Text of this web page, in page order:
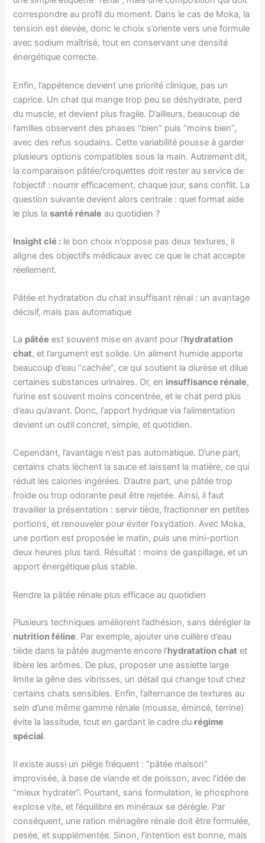
correspondre au profil du moment. Dans le cas de Moka, la
tension est élevée, donc le choix s’oriente vers une formule
avec sodium maîtrisé, tout en conservant une densité
énergétique correcte.
Enfin, l’appétence devient une priorité clinique, pas un
caprice. Un chat qui mange trop peu se déshydrate, perd
du muscle, et devient plus fragile. D’ailleurs, beaucoup de
familles observent des phases “bien” puis “moins bien”,
avec des refus soudains. Cette variabilité pousse à garder
plusieurs options compatibles sous la main. Autrement dit,
la comparaison pâtée/croquettes doit rester au service de
l’objectif : nourrir efficacement, chaque jour, sans conflit. La
question suivante devient alors centrale : quel format aide
le plus lasanté rénale au quotidien ?
Insight clé : le bon choix n’oppose pas deux textures, il
aligne des objectifs médicaux avec ce que le chat accepte
réellement.
Pâtée et hydratation du chat insuffisant rénal : un avantage
décisif, mais pas automatique
La pâtée est souvent mise en avant pour l’hydratation
chat, et l’argument est solide. Un aliment humide apporte
beaucoup d’eau “cachée”, ce qui soutient la diurèse et dilue
certaines substances urinaires. Or, en insuffisance rénale,
l’urine est souvent moins concentrée, et le chat perd plus
d’eau qu’avant. Donc, l’apport hydrique via l’alimentation
devient un outil concret, simple, et quotidien.
Cependant, l’avantage n’est pas automatique. D’une part,
certains chats lèchent la sauce et laissent la matière, ce qui
réduit les calories ingérées. D’autre part, une pâtée trop
froide ou trop odorante peut être rejetée. Ainsi, il faut
travailler la présentation : servir tiède, fractionner en petites
portions, et renouveler pour éviter l’oxydation. Avec Moka,
une portion est proposée le matin, puis une mini-portion
deux heures plus tard. Résultat : moins de gaspillage, et un
apport énergétique plus stable.
Rendre la pâtée rénale plus efficace au quotidien
Plusieurs techniques améliorent l’adhésion, sans dérégler la
nutrition féline. Par exemple, ajouter une cuillère d’eau
tiède dans la pâtée augmente encore l’hydratation chat et
libère les arômes. De plus, proposer une assiette large
limite la gêne des vibrisses, un détail qui change tout chez
certains chats sensibles. Enfin, l’alternance de textures au
sein d’une même gamme rénale (mousse, émincé, terrine)
évite la lassitude, tout en gardant le cadre du régime
spécial.
Il existe aussi un piège fréquent : “pâtée maison”
improvisée, à base de viande et de poisson, avec l’idée de
“mieux hydrater”. Pourtant, sans formulation, le phosphore
explose vite, et l’équilibre en minéraux se dérègle. Par
conséquent, une ration ménagère rénale doit être formulée,
pesée, et supplémentée. Sinon, l’intention est bonne, mais